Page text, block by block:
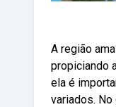
A região
propiciando
ela é
variados.